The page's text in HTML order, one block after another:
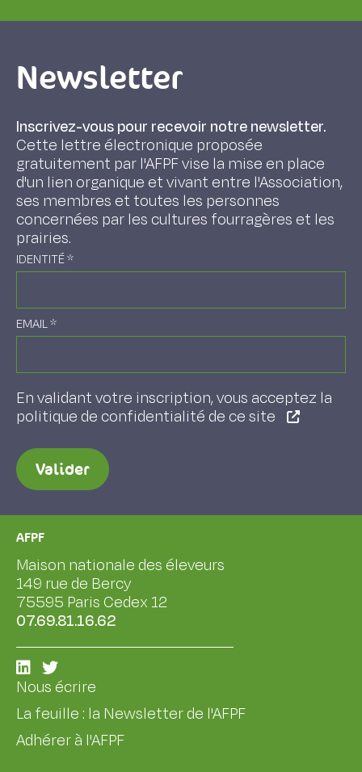
Newsletter
Inscrivez-vous pour recevoir notre newsletter.
Cette lettre électronique proposée
gratuitement par l'AFPF vise la mise en place
d'un lien organique et vivant entre l'Association,
ses membres et toutes les personnes
concernées par les cultures fourragères et les
prairies.
IDENTITÉ*
EMAIL*
En validant votre inscription, vous acceptez la
politique de confidentialité de ce site
Valider
AFPF
Maison nationale des éleveurs
149 rue de Bercy
75595 Paris Cedex 12
07.69.81.16.62
Nous écrire
La feuille : la Newsletter de l'AFPF
Adhérer à l'AFPF